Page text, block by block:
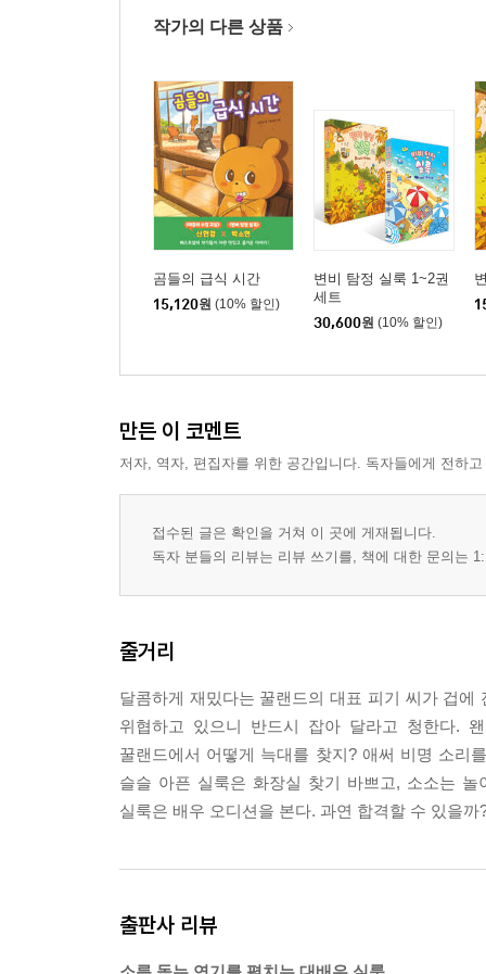
작가의 다른 상품
곰들의 급식 시간
15,120원 (10% 할인)
변비 탐정 실룩 1~2권
세트
30,600원 (10% 할인)
만든 이 코멘트
저자, 역자, 편집자를 위한 공간입니다. 독자들에게 전하
접수된 글은 확인을 거쳐 이 곳에 게재됩니다.
독자 분들의 리뷰는 리뷰 쓰기를, 책에 대한 문의는
줄거리
달콤하게 재밌다는 꿀랜드의 대표 피기 씨가 겁에
위협하고 있으니 반드시 잡아 달라고 청한다.
꿀랜드에서 어떻게 늑대를 찾지? 애써 비명 소리
슬슬 아픈 실룩은 화장실 찾기 바쁘고, 소소는
실룩은 배우 오디션을 본다. 과연 합격할 수 있을
출판사 리뷰